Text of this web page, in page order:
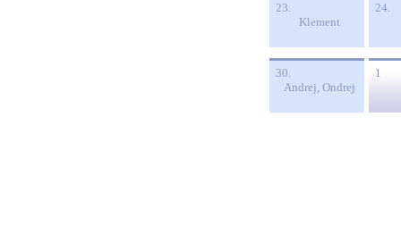
23.
Klement
24.
30.
Andrej, Ondrej
1